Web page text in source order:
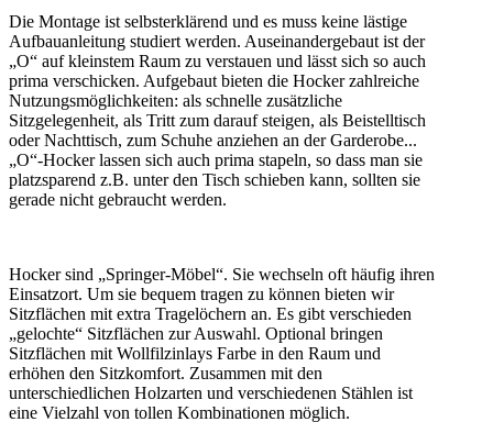
Die Montage ist selbsterklärend und es muss keine lästige
Aufbauanleitung studiert werden. Auseinandergebaut ist der
„O“ auf kleinstem Raum zu verstauen und lässt sich so auch
prima verschicken. Aufgebaut bieten die Hocker zahlreiche
Nutzungsmöglichkeiten: als schnelle zusätzliche
Sitzgelegenheit, als Tritt zum darauf steigen, als Beistelltisch
oder Nachttisch, zum Schuhe anziehen an der Garderobe...
„O“-Hocker lassen sich auch prima stapeln, so dass man sie
platzsparend z.B. unter den Tisch schieben kann, sollten sie
gerade nicht gebraucht werden.
Hocker sind „Springer-Möbel“. Sie wechseln oft häufig ihren
Einsatzort. Um sie bequem tragen zu können bieten wir
Sitzflächen mit extra Tragelöchern an. Es gibt verschieden
„gelochte“ Sitzflächen zur Auswahl. Optional bringen
Sitzflächen mit Wollfilzinlays Farbe in den Raum und
erhöhen den Sitzkomfort. Zusammen mit den
unterschiedlichen Holzarten und verschiedenen Stählen ist
eine Vielzahl von tollen Kombinationen möglich.